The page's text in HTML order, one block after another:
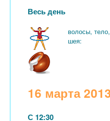
Весь день
волосы, тело,
шея:
16 марта
С 12:30